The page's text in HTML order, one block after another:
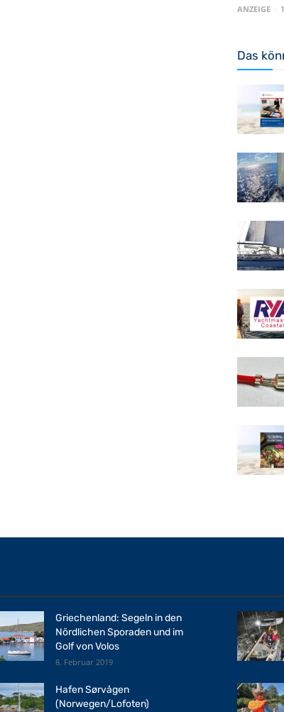
ANZEIGE -
Das
Griechenland: Segeln in den
Nördlichen Sporaden und im
Golf von Volos
8. Februar 2019
Hafen Sørvågen
(Norwegen/Lofoten)